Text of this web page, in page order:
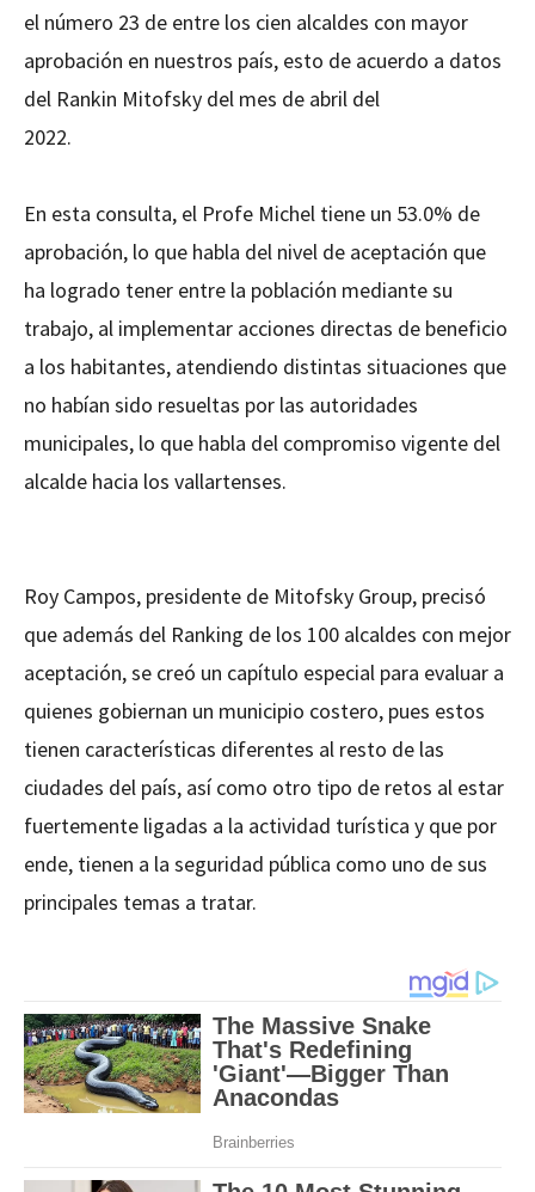
el número 23 de entre los cien alcaldes con mayor
aprobación en nuestros país, esto de acuerdo a datos
del Rankin Mitofsky del mes de abril del
2022.
En esta consulta, el Profe Michel tiene un 53.0% de
aprobación, lo que habla del nivel de aceptación que
ha logrado tener entre la población mediante su
trabajo, al implementar acciones directas de beneficio
a los habitantes, atendiendo distintas situaciones que
no habían sido resueltas por las autoridades
municipales, lo que habla del compromiso vigente del
alcalde hacia los vallartenses.
Roy Campos, presidente de Mitofsky Group, precisó
que además del Ranking de los 100 alcaldes con mejor
aceptación, se creó un capítulo especial para evaluar a
quienes gobiernan un municipio costero, pues estos
tienen características diferentes al resto de las
ciudades del país, así como otro tipo de retos al estar
fuertemente ligadas a la actividad turística y que por
ende, tienen a la seguridad pública como uno de sus
principales temas a tratar.